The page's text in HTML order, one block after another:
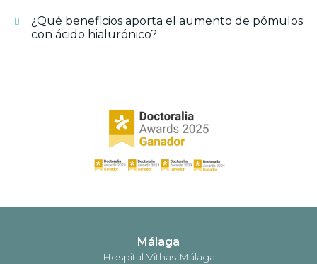
¿Qué beneficios aporta el aumento de pómulos
con ácido hialurónico?
Málaga
Hospital Vithas Málaga